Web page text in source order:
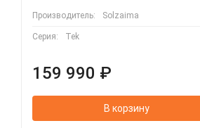
Производитель: Solzaima
Серия: Tek
159 990 ₽
В корзину